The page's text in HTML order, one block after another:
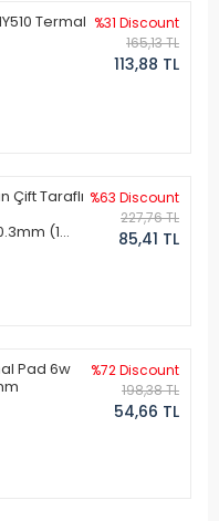
Termal %31 Discount
165,13 TL
113,88 TL
Çift Taraflı
(1
%63 Discount
227,76 TL
85,41 TL
Pad 6w
%72 Discount
198,38 TL
54,66 TL